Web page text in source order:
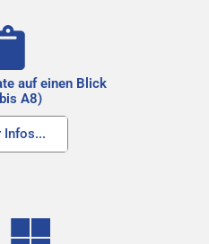
auf einen Blick
A8)
Infos...